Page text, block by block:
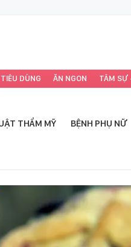
TIÊU DÙNG ĂN NGON TÂM SỰ
THẨM MỸ BỆNH PHỤ NỮ